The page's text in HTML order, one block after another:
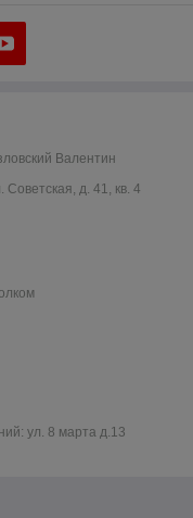
Валентин
д. 41, кв. 4
ул. 8 марта д.13